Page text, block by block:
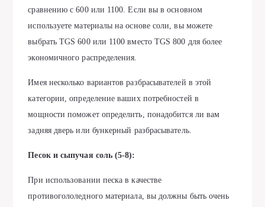
сравнению с 600 или 1100. Если вы в основном
используете материалы на основе соли, вы можете
выбрать TGS 600 или 1100 вместо TGS 800 для более
экономичного распределения.
Имея несколько вариантов разбрасывателей в этой
категории, определение ваших потребностей в
мощности поможет определить, понадобится ли вам
задняя дверь или бункерный разбрасыватель.
Песок и сыпучая соль (5-8):
При использовании песка в качестве
противогололедного материала, вы должны быть очень